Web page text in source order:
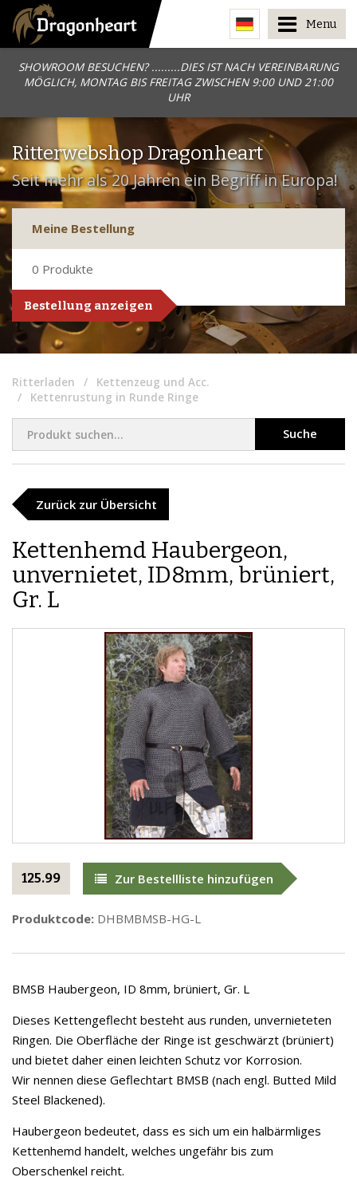
SHOWROOM BESUCHEN? .........DIES IST NACH VEREINBARUNG
MÖGLICH, MONTAG BIS FREITAG ZWISCHEN 9:00 UND 21:00
UHR
Menu
Ritterwebshop Dragonheart
Seit mehr als 20 Jahren ein Begriff in Europa!
Meine Bestellung
0 Produkte
Bestellung anzeigen
Ritterladen
Kettenzeug und Acc.
Kettenrustung in Runde Ringe
Suche
Zurück zur Übersicht
Kettenhemd Haubergeon,
unvernietet, ID8mm, brüniert,
Gr. L
125.99 Zur Bestellliste hinzufügen
Produktcode: DHBMBMSB-HG-L
BMSB Haubergeon, ID 8mm, brüniert, Gr. L
Dieses Kettengeflecht besteht aus runden, unvernieteten
Ringen. Die Oberfläche der Ringe ist geschwärzt (brüniert)
und bietet daher einen leichten Schutz vor Korrosion.
Wir nennen diese Geflechtart BMSB (nach engl. Butted Mild
Steel Blackened).
Haubergeon bedeutet, dass es sich um ein halbärmliges
Kettenhemd handelt, welches ungefähr bis zum
Oberschenkel reicht.